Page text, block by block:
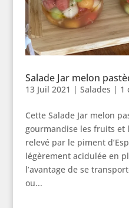
Salade Jar melon
13 Juil 2021 | Salades | 1
Cette Salade Jar melon
gourmandise les fruits et
relevé par le piment
légèrement acidulée en
l’avantage de se
ou...